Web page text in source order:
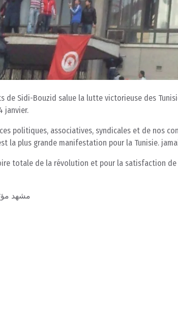
Sidi-Bouzid salue la lutte victorieuse des
janvier.
politiques, associatives, syndicales et de nos
la plus grande manifestation pour la Tunisie.
totale de la révolution et pour la satisfaction
مشهد